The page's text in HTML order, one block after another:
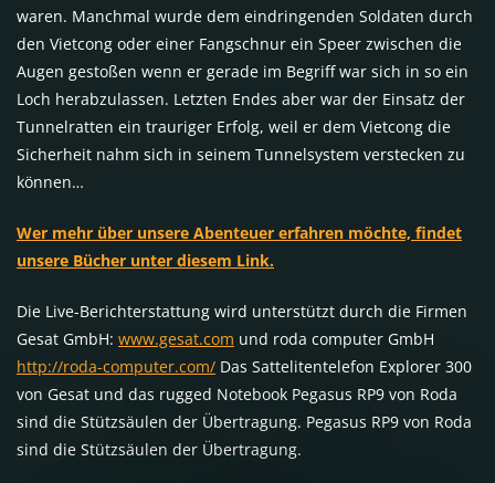
waren. Manchmal wurde dem eindringenden Soldaten durch
den Vietcong oder einer Fangschnur ein Speer zwischen die
Augen gestoßen wenn er gerade im Begriff war sich in so ein
Loch herabzulassen. Letzten Endes aber war der Einsatz der
Tunnelratten ein trauriger Erfolg, weil er dem Vietcong die
Sicherheit nahm sich in seinem Tunnelsystem verstecken zu
können…
Wer mehr über unsere Abenteuer erfahren möchte, findet
unsere Bücher unter diesem Link.
Die Live-Berichterstattung wird unterstützt durch die Firmen
Gesat GmbH: www.gesat.com und roda computer GmbH
http://roda-computer.com/ Das Sattelitentelefon Explorer 300
von Gesat und das rugged Notebook Pegasus RP9 von Roda
sind die Stützsäulen der Übertragung. Pegasus RP9 von Roda
sind die Stützsäulen der Übertragung.